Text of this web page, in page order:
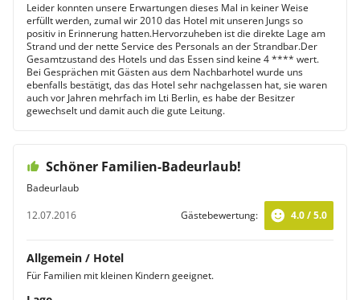
Leider konnten unsere Erwartungen dieses Mal in keiner Weise
erfüllt werden, zumal wir 2010 das Hotel mit unseren Jungs so
positiv in Erinnerung hatten.Hervorzuheben ist die direkte Lage am
Strand und der nette Service des Personals an der Strandbar.Der
Gesamtzustand des Hotels und das Essen sind keine 4 **** wert.
Bei Gesprächen mit Gästen aus dem Nachbarhotel wurde uns
ebenfalls bestätigt, das das Hotel sehr nachgelassen hat, sie waren
auch vor Jahren mehrfach im Lti Berlin, es habe der Besitzer
gewechselt und damit auch die gute Leitung.
Schöner Familien-Badeurlaub!
Badeurlaub
12.07.2016
Gästebewertung: 4.0 / 5.0
Allgemein / Hotel
Für Familien mit kleinen Kindern geeignet.